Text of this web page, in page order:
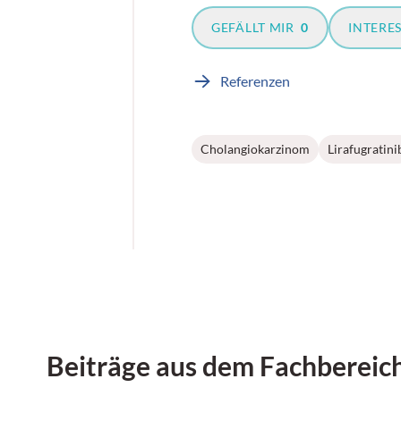
GEFÄLLT MIR 0
Referenzen
Cholangiokarzinom
Beiträge aus dem